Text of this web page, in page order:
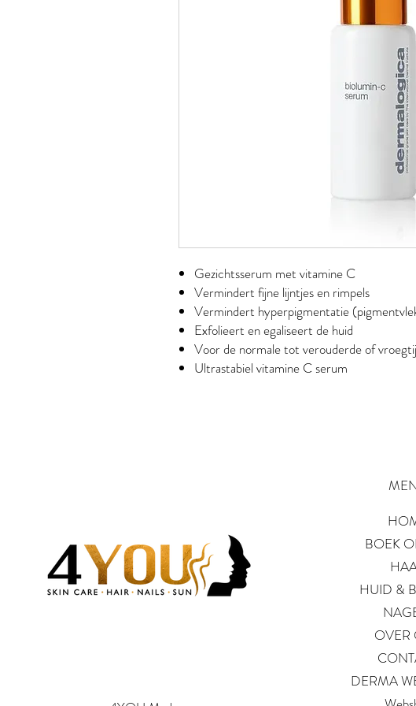
Gezichtsserum met vitamine C
Vermindert fijne lijntjes en rimpels
Vermindert hyperpigmentatie
Exfolieert en egaliseert de huid
Voor de normale tot verouderde of
Ultrastabiel vitamine C serum
BOEK
HUID &
OVER
DERMA